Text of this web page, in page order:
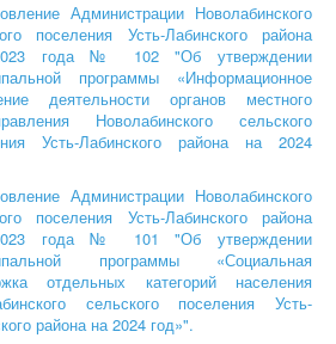
Администрации Новолабинского
поселения Усть-Лабинского района
года № 102 "Об утверждении
программы «Информационное
деятельности органов местного
Новолабинского сельского
Усть-Лабинского района на 2024
Администрации Новолабинского
поселения Усть-Лабинского района
года № 101 "Об утверждении
программы «Социальная
отдельных категорий населения
сельского поселения Усть-
района на 2024 год»".